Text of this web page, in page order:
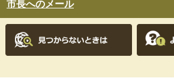
市長へのメール